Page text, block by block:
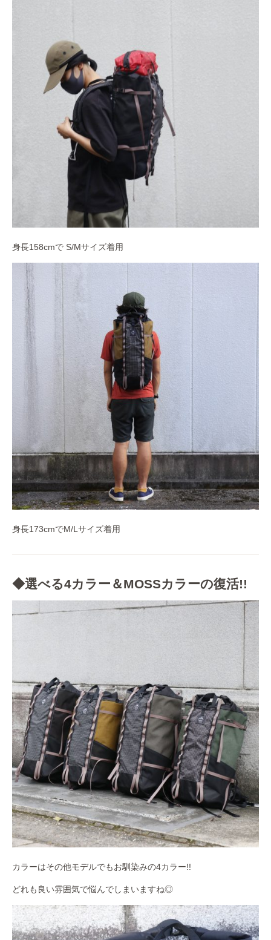
身長158cmで S/Mサイズ着用
身長173cmでM/Lサイズ着用
◆選べる4カラー＆MOSSカラーの復活!!
カラーはその他モデルでもお馴染みの4カラー!!
どれも良い雰囲気で悩んでしまいますね◎